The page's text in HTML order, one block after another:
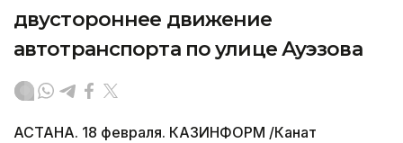
двустороннее движение
автотранспорта по улице Ауэзова
АСТАНА. 18 февраля. КАЗИНФОРМ /Канат